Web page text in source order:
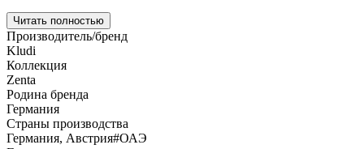
Читать полностью
Производитель/бренд
Kludi
Коллекция
Zenta
Родина бренда
Германия
Страны производства
Германия, Австрия#ОАЭ